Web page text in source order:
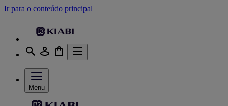
Ir para o conteúdo principal
Menu